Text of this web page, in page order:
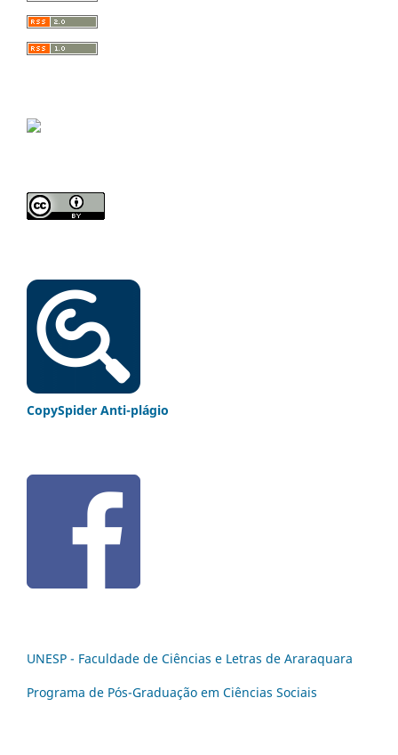
CopySpider Anti-plágio
UNESP - Faculdade de Ciências e Letras de Araraquara
Programa de Pós-Graduação em Ciências Sociais